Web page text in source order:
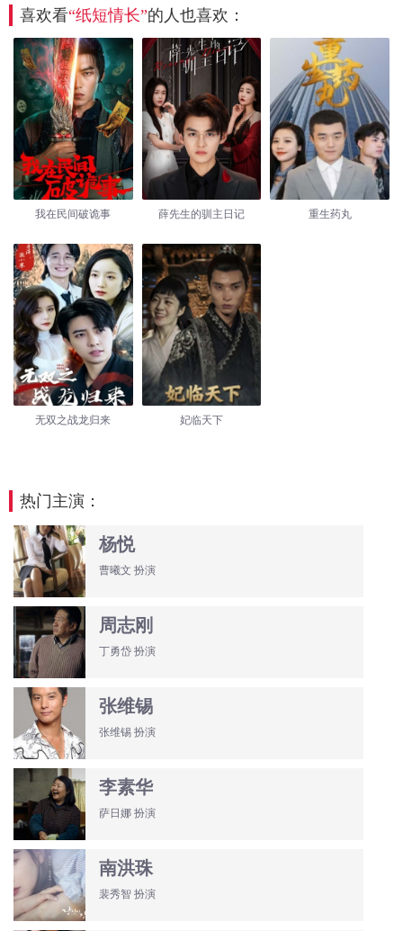
喜欢看“纸短情长”的人也喜欢：
我在民间破诡事 薛先生的驯主日记 重生药丸
无双之战龙归来 妃临天下
热门主演：
杨悦
曹曦文 扮演
周志刚
丁勇岱 扮演
张维锡
张维锡 扮演
李素华
萨日娜 扮演
南洪珠
裴秀智 扮演